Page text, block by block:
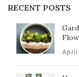
RECENT POSTS
April